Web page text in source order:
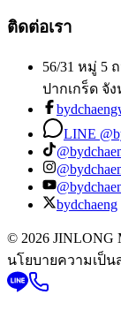
ติดต่อเรา
56/31 หมู่ 5
ปากเกร็ด จั
LINE
bydchaeng
© 2026
นโยบายความเป็น